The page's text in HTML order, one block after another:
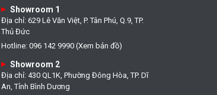
Showroom 1
Địa chỉ: 629 Lê Văn Việt, P. Tân Phú, Q.9, TP.
Thủ Đức
Hotline: 096 142 9990 (Xem bản đồ)
Showroom 2
Địa chỉ: 430 QL1K, Phường Đông Hòa, TP. Dĩ
An, Tỉnh Bình Dương